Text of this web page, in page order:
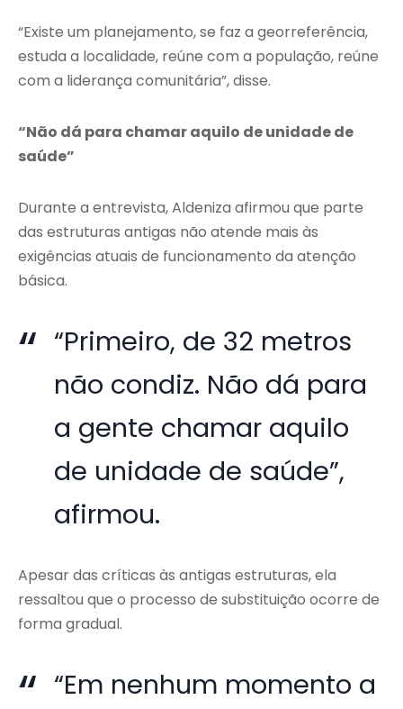
“Existe um planejamento, se faz a georreferência,
estuda a localidade, reúne com a população, reúne
com a liderança comunitária”, disse.
“Não dá para chamar aquilo de unidade de
saúde”
Durante a entrevista, Aldeniza afirmou que parte
das estruturas antigas não atende mais às
exigências atuais de funcionamento da atenção
básica.
“Primeiro, de 32 metros
não condiz. Não dá para
a gente chamar aquilo
de unidade de saúde”,
afirmou.
Apesar das críticas às antigas estruturas, ela
ressaltou que o processo de substituição ocorre de
forma gradual.
“Em nenhum momento a